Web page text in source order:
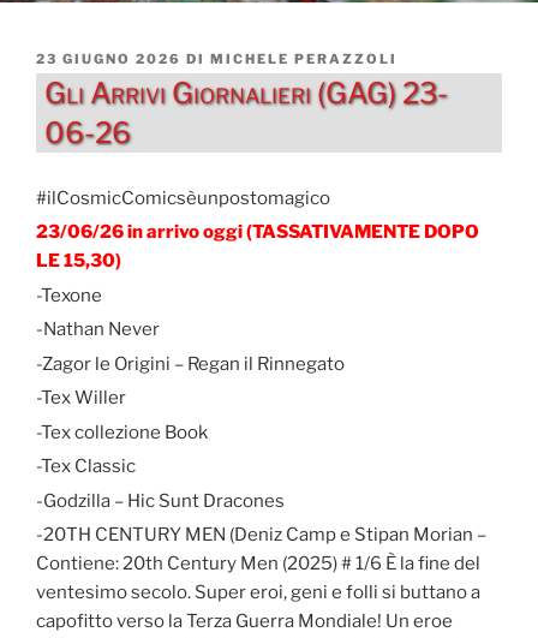
PUBBLICATO
IL
23 GIUGNO 2026 DI MICHELE PERAZZOLI
Gli Arrivi Giornalieri (GAG) 23-
06-26
#ilCosmicComicsèunpostomagico
23/06/26 in arrivo oggi (TASSATIVAMENTE DOPO
LE 15,30)
-Texone
-Nathan Never
-Zagor le Origini – Regan il Rinnegato
-Tex Willer
-Tex collezione Book
-Tex Classic
-Godzilla – Hic Sunt Dracones
-20TH CENTURY MEN (Deniz Camp e Stipan Morian –
Contiene: 20th Century Men (2025) # 1/6 È la fine del
ventesimo secolo. Super eroi, geni e folli si buttano a
capofitto verso la Terza Guerra Mondiale! Un eroe